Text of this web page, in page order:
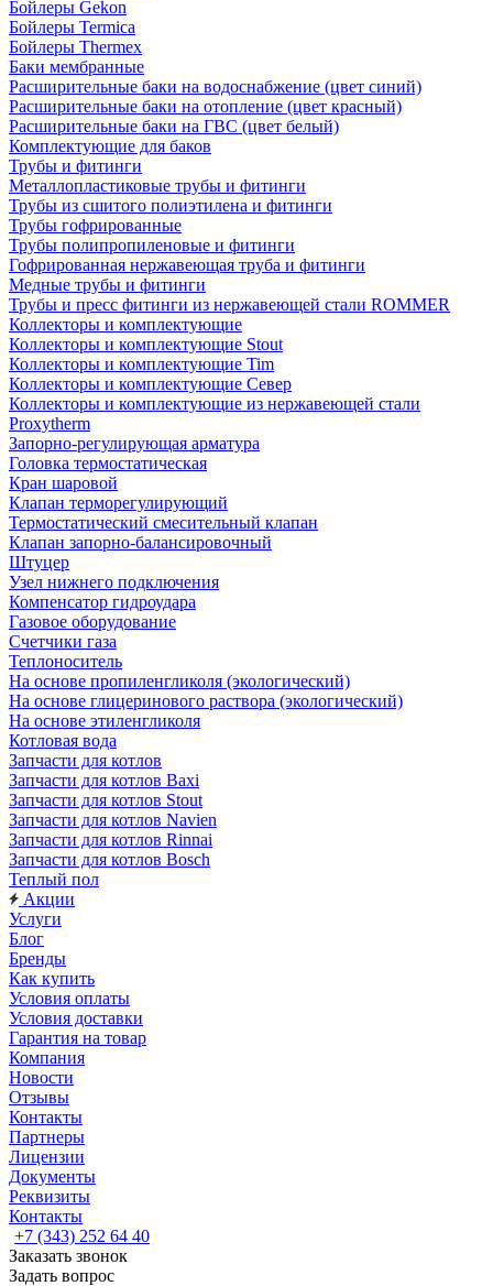
Бойлеры Gekon
Бойлеры Termica
Бойлеры Thermex
Баки мембранные
Расширительные баки на водоснабжение (цвет синий)
Расширительные баки на отопление (цвет красный)
Расширительные баки на ГВС (цвет белый)
Комплектующие для баков
Трубы и фитинги
Металлопластиковые трубы и фитинги
Трубы из сшитого полиэтилена и фитинги
Трубы гофрированные
Трубы полипропиленовые и фитинги
Гофрированная нержавеющая труба и фитинги
Медные трубы и фитинги
Трубы и пресс фитинги из нержавеющей стали ROMMER
Коллекторы и комплектующие
Коллекторы и комплектующие Stout
Коллекторы и комплектующие Tim
Коллекторы и комплектующие Север
Коллекторы и комплектующие из нержавеющей стали
Proxytherm
Запорно-регулирующая арматура
Головка термостатическая
Кран шаровой
Клапан терморегулирующий
Термостатический смесительный клапан
Клапан запорно-балансировочный
Штуцер
Узел нижнего подключения
Компенсатор гидроудара
Газовое оборудование
Счетчики газа
Теплоноситель
На основе пропиленгликоля (экологический)
На основе глицеринового раствора (экологический)
На основе этиленгликоля
Котловая вода
Запчасти для котлов
Запчасти для котлов Baxi
Запчасти для котлов Stout
Запчасти для котлов Navien
Запчасти для котлов Rinnai
Запчасти для котлов Bosch
Теплый пол
Акции
Услуги
Блог
Бренды
Как купить
Условия оплаты
Условия доставки
Гарантия на товар
Компания
Новости
Отзывы
Контакты
Партнеры
Лицензии
Документы
Реквизиты
Контакты
+7 (343) 252 64 40
Заказать звонок
Задать вопрос